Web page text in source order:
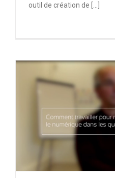
outil de création de […]